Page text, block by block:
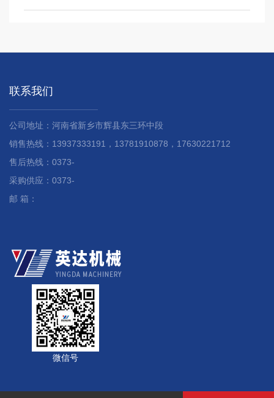
联系我们
公司地址：河南省新乡市辉县东三环中段
销售热线：13937333191，13781910878，17630221712
售后热线：0373-
采购供应：0373-
邮 箱：
微信号